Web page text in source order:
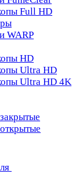
Full HD
WARP
HD
Ultra HD
Ultra HD 4K